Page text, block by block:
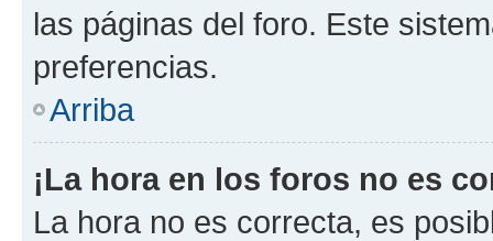
las páginas del foro. Este
preferencias.
Arriba
¡La hora en los foros no es
La hora no es correcta, es